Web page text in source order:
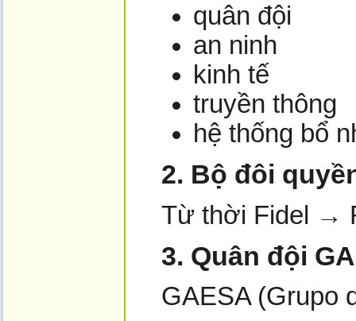
quân đội
an ninh
kinh tế
truyền thông
hệ thống bổ
2. Bộ đôi
Từ thời Fidel →
3. Quân đội
GAESA (Grupo